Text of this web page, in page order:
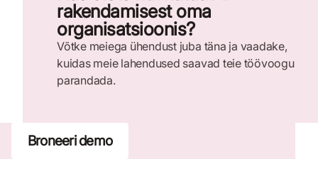
rakendamisest oma
organisatsioonis?
Võtke meiega ühendust juba täna ja vaadake,
kuidas meie lahendused saavad teie töövoogu
parandada.
Broneeri demo